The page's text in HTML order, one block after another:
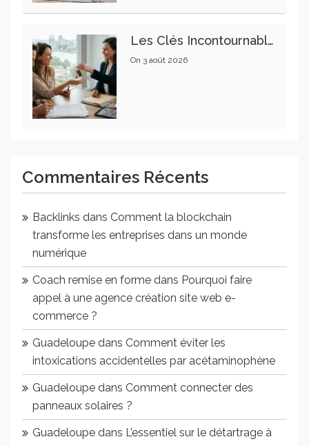
Les Clés Incontournables Pour Réussir Vos Transactions Immobilières
On 3 août 2026
Commentaires Récents
Backlinks dans Comment la blockchain
transforme les entreprises dans un monde
numérique
Coach remise en forme dans Pourquoi faire
appel à une agence création site web e-
commerce ?
Guadeloupe dans Comment éviter les
intoxications accidentelles par acétaminophène
Guadeloupe dans Comment connecter des
panneaux solaires ?
Guadeloupe dans L’essentiel sur le détartrage à